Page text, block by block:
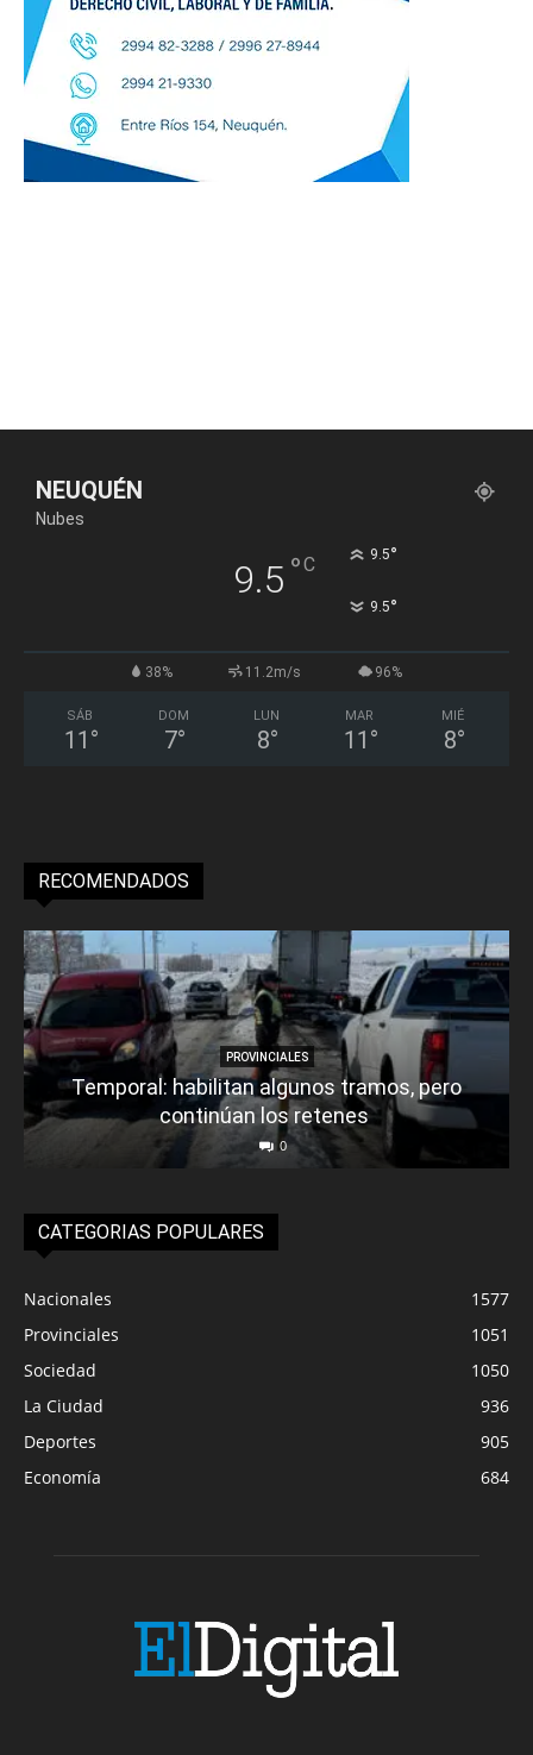
NEUQUÉN
Nubes
9.5 °C 9.5°
9.5°
38% 11.2m/s 96%
SÁB
11 °
DOM
7°
LUN
8°
MAR
11 °
MIÉ
8°
RECOMENDADOS
PROVINCIALES
Temporal: habilitan algunos tramos, pero
continúan los retenes
0
CATEGORIAS POPULARES
Nacionales
1577
Provinciales
1051
Sociedad
1050
La Ciudad
936
Deportes
905
Economía
684